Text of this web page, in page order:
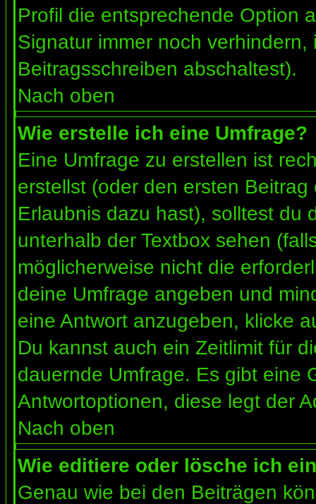
Profil die entsprechende Option
Signatur immer noch
Beitragsschreiben abschaltest).
Nach oben
Wie erstelle ich eine Umfrage?
Eine Umfrage zu erstellen ist
erstellst (oder den ersten
Erlaubnis dazu hast), solltest du
unterhalb der Textbox sehen
möglicherweise nicht die
deine Umfrage angeben und
eine Antwort anzugeben, klicke
Du kannst auch ein Zeitlimit für
dauernde Umfrage. Es gibt eine
Antwortoptionen, diese legt der
Nach oben
Wie editiere oder lösche ich
Genau wie bei den Beiträgen